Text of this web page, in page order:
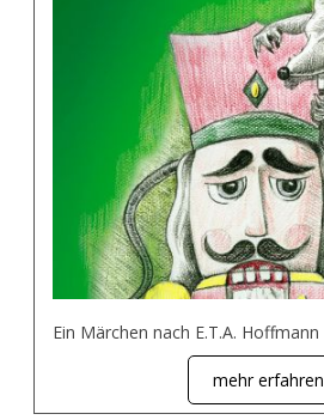
Ein Märchen nach E.T.A. Hoffmann
mehr erfahren